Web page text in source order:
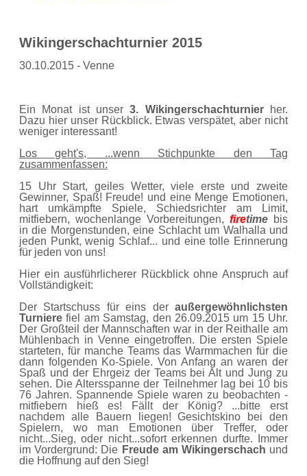
Wikingerschachturnier 2015
30.10.2015 - Venne
Ein Monat ist unser3. Wikingerschachturnierher.
Dazu hier unser Rückblick. Etwas verspätet, aber nicht
weniger interessant!
Los geht's, ...wenn Stichpunkte den Tag
zusammenfassen:
15 Uhr Start, geiles Wetter, viele erste und zweite
Gewinner, Spaß! Freude! und eine Menge Emotionen,
hart umkämpfte Spiele, Schiedsrichter am Limit,
mitfiebern, wochenlange Vorbereitungen, firetime bis
in die Morgenstunden, eine Schlacht um Walhalla und
jeden Punkt, wenig Schlaf... und eine tolle Erinnerung
für jeden von uns!
Hier ein ausführlicherer Rückblick ohne Anspruch auf
Vollständigkeit:
Der Startschuss für eins der außergewöhnlichsten
Turniere fiel am Samstag, den 26.09.2015 um 15 Uhr.
Der Großteil der Mannschaften war in der Reithalle am
Mühlenbach in Venne eingetroffen. Die ersten Spiele
starteten, für manche Teams das Warmmachen für die
dann folgenden Ko-Spiele. Von Anfang an waren der
Spaß und der Ehrgeiz der Teams bei Alt und Jung zu
sehen. Die Altersspanne der Teilnehmer lag bei 10 bis
76 Jahren. Spannende Spiele waren zu beobachten -
mitfiebern hieß es! Fällt der König? ...bitte erst
nachdem alle Bauern liegen! Gesichtskino bei den
Spielern, wo man Emotionen über Treffer, oder
nicht...Sieg, oder nicht...sofort erkennen durfte. Immer
im Vordergrund: Die Freude am Wikingerschach und
die Hoffnung auf den Sieg!